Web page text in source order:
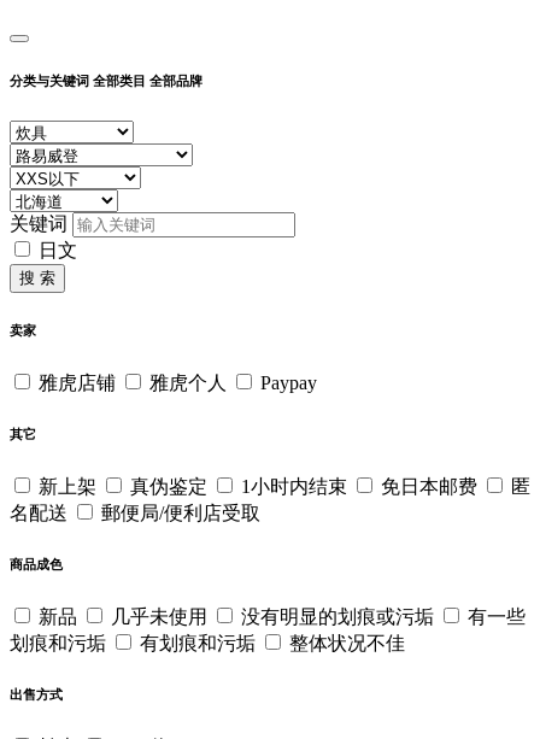
分类与关键词 全部类目 全部品牌
关键词
日文
搜 索
卖家
雅虎店铺 雅虎个人 Paypay
其它
新上架 真伪鉴定 1小时内结束 免日本邮费
匿
名配送
郵便局/便利店受取
商品成色
新品 几乎未使用 没有明显的划痕或污垢
有一些
划痕和污垢
有划痕和污垢 整体状况不佳
出售方式